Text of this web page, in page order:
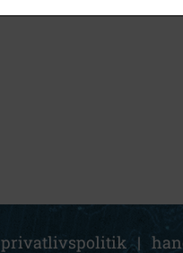
privatlivspolitik |